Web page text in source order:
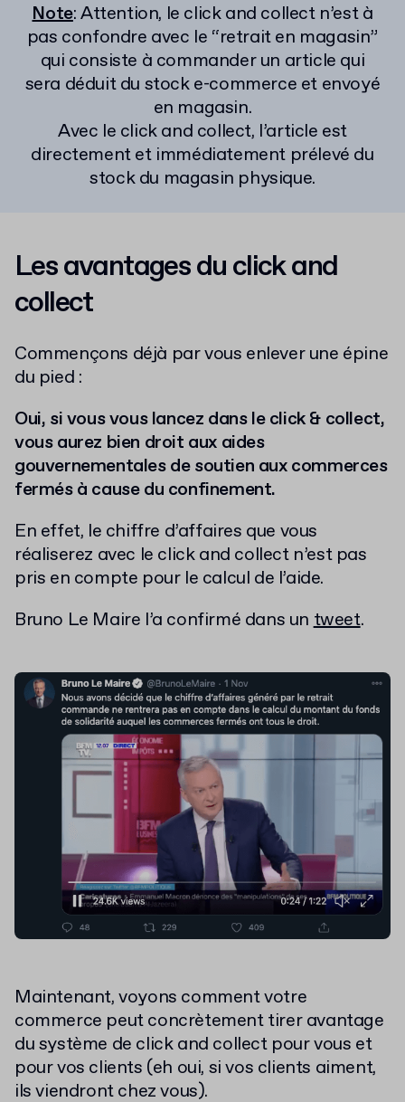
Note: Attention, le click and collect n’est à
pas confondre avec le “retrait en magasin”
qui consiste à commander un article qui
sera déduit du stock e-commerce et envoyé
en magasin.
Avec le click and collect, l’article est
directement et immédiatement prélevé du
stock du magasin physique.
Les avantages du click and
collect
Commençons déjà par vous enlever une épine
du pied :
Oui, si vous vous lancez dans le click & collect,
vous aurez bien droit aux aides
gouvernementales de soutien aux commerces
fermés à cause du confinement.
En effet, le chiffre d’affaires que vous
réaliserez avec le click and collect n’est pas
pris en compte pour le calcul de l’aide.
Bruno Le Maire l’a confirmé dans untweet.
Maintenant, voyons comment votre
commerce peut concrètement tirer avantage
du système de click and collect pour vous et
pour vos clients (eh oui, si vos clients aiment,
ils viendront chez vous).